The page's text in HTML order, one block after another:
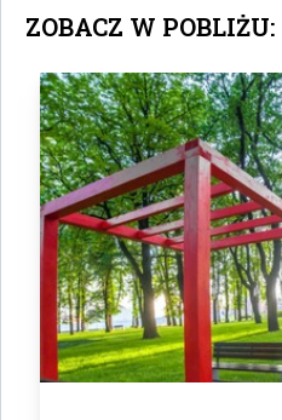
ZOBACZ W POBLIŻU: